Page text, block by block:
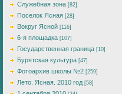
Служебная зона [82]
Поселок Ясная [28]
Вокруг Ясной [116]
6-я площадка [107]
Государственная граница [10]
Бурятская культура [47]
Фотоархив школы №2 [259]
Лето. Ясная. 2010 год [58]